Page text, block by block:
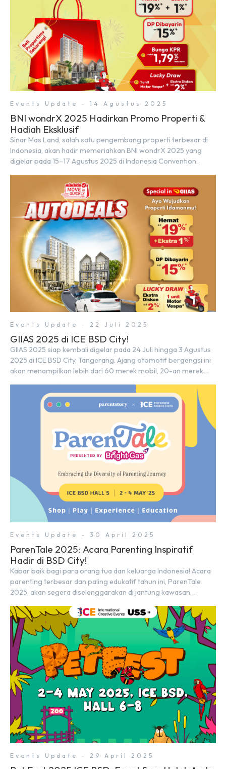
Events Update - 14 Agustus 2025
BNI wondrX 2025 Hadirkan Promo Properti &
Hadiah Eksklusif
Sinar Mas Land, salah satu pengembang properti terbesar di
Indonesia, akan hadir memeriahkan BNI wondrX 2025 yang
digelar pada 15–17 Agustus 2025 di Indonesia Convention
Land. Partisipasi ini menjadi wujud komitmen Sinar Mas Land
dalam memberikan kemudahan dan pengalaman berbeda bagi
para pencari hunian […]
Events Update - 22 Juli 2025
GIIAS 2025 di ICE BSD City!
GIIAS 2025 siap kembali digelar pada 24 Juli hingga 3 Agustus
2025 di ICE BSD City, Tangerang. Ajang otomotif bergengsi ini
akan menampilkan lebih dari 60 merek mobil, 20-an merek
pusat perhatian bagi para pecinta otomotif, GIIAS juga menjadi
tempat berkumpulnya komunitas dan pelaku industri untuk
menjalin […]
Events Update - 30 April 2025
ParenTale 2025: Acara Parenting Inspiratif
Hadir di BSD City!
Kabar baik bagi para orang tua dan keluarga Indonesia! Acara
parenting terbesar dan paling edukatif tahun ini, ParenTale
2025, akan segera diselenggarakan di jantung kawasan
acara ini akan berlangsung selama tiga hari penuh, yaitu pada 2
hingga 4 Mei 2025. Diselenggarakan oleh Parentstory dan […]
Events Update - 29 April 2025